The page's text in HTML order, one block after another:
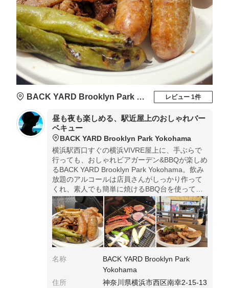
BACK YARD Brooklyn Park Yokohama レビュー 1件
昼も夜も楽しめる、駅近屋上のおしゃれバー
ベキュー
BACK YARD Brooklyn Park Yokohama
横浜駅西口すぐの横浜VIVRE屋上に、手ぶらで
行っても、おしゃれビアガーデン&BBQが楽しめ
るBACK YARD Brooklyn Park Yokohama。飲み
放題のアルコールは店員さんがしっかり作って
くれ、素人でも簡単に焼けるBBQ台を使って、
楽しく過ごせるよ。平日昼間が穴場。
名称
BACK YARD Brooklyn Park
Yokohama
住所
神奈川県横浜市西区南幸2-15-13